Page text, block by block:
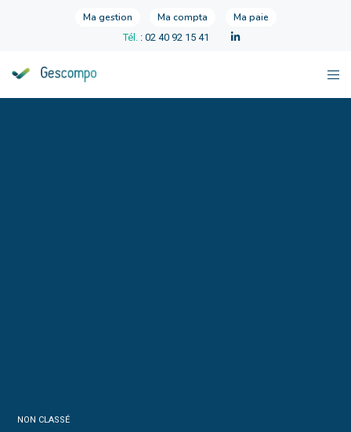
Ma gestion Ma compta Ma paie
Tél. : 02 40 92 15 41
NON CLASSÉ